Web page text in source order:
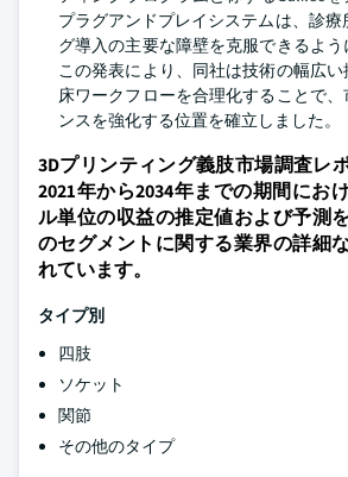
プラグアンドプレイシステムは、診療
グ導入の主要な障壁を克服できるよう
この発表により、同社は技術の幅広
床ワークフローを合理化することで
ンスを強化する位置を確立しました。
3Dプリンティング義肢市場調査レ
2021年から2034年までの期間にお
ル単位の収益の推定値および予測
のセグメントに関する業界の詳細
れています。
タイプ別
四肢
ソケット
関節
その他のタイプ